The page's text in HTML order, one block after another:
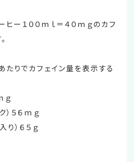
ー１００ｍｌ＝４０ｍｇのカフ
たりでカフェイン量を表示する
ｇ
）５６ｍｇ
り）６５ｇ